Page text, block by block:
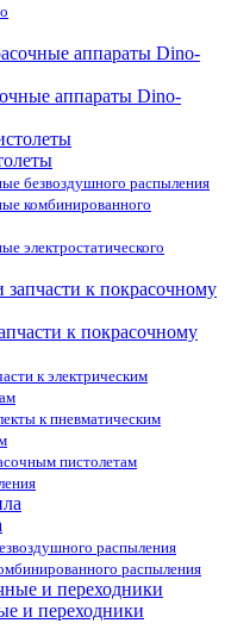
аппараты Dino-
безвоздушного распыления
комбинированного
электростатического
к покрасочному
к электрическим
к пневматическим
пистолетам
распыления
распыления
и переходники